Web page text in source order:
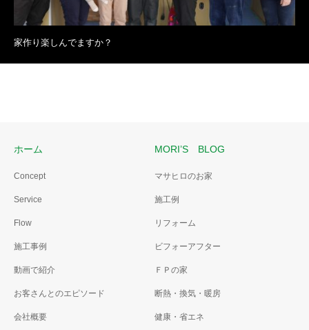
家作り楽しんでますか？
ホーム
Concept
Service
Flow
施工事例
動画で紹介
お客さんとのエピソード
会社概要
MORI’S BLOG
マサヒロのお家
施工例
リフォーム
ビフォーアフター
ＦＰの家
断熱・換気・暖房
健康・省エネ